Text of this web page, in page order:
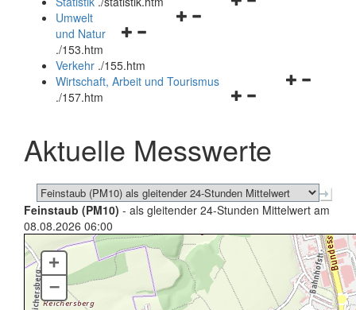
Navigationsmenü
Navigationsmenü
und
schließen
Umwelt
und Natur
./153.htm
Verkehr ./155.htm
Navigationsmenü
schließen
Wirtschaft, Arbeit und Tourismus
./157.htm
Aktuelle Messwerte
Feinstaub (PM10) - als gleitender 24-Stunden Mittelwert am
08.08.2026 06:00
+
–